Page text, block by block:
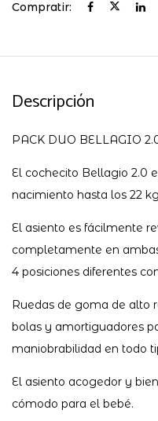
Compratir:
Descripción
PACK DUO BELLAGIO
El cochecito Bellagio 2.0
nacimiento hasta los 22
El asiento es fácilmente
completamente en
4 posiciones diferentes
Ruedas de goma de alto
bolas y amortiguadores
maniobrabilidad en todo
El asiento acogedor y
cómodo para el bebé.